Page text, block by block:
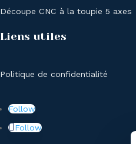
Découpe CNC à la toupie 5 axes
Liens utiles
Politique de confidentialité
Follow
Follow